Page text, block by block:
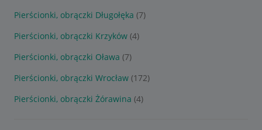
Pierścionki, obrączki Długołęka (7)
Pierścionki, obrączki Krzyków (4)
Pierścionki, obrączki Oława (7)
Pierścionki, obrączki Wrocław (172)
Pierścionki, obrączki Żórawina (4)